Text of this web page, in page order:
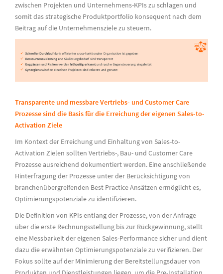
zwischen Projekten und Unternehmens-KPIs zu schlagen und
somit das strategische Produktportfolio konsequent nach dem
Beitrag auf die Unternehmensziele zu steuern.
Transparente und messbare Vertriebs- und Customer Care
Prozesse sind die Basis für die Erreichung der eigenen Sales-to-
Activation Ziele
Im Kontext der Erreichung und Einhaltung von Sales-to-
Activation Zielen sollten Vertriebs-, Bau- und Customer Care
Prozesse ausreichend dokumentiert werden. Eine anschließende
Hinterfragung der Prozesse unter der Berücksichtigung von
branchenübergreifenden Best Practice Ansätzen ermöglicht es,
Optimierungspotenziale zu identifizieren.
Die Definition von KPIs entlang der Prozesse, von der Anfrage
über die erste Rechnungsstellung bis zur Rückgewinnung, stellt
eine Messbarkeit der eigenen Sales-Performance sicher und dient
dazu die erwähnten Optimierungspotenziale zu verifizieren. Der
Fokus sollte auf der Minimierung der Bereitstellungsdauer von